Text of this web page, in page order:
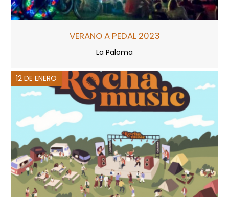
VERANO A PEDAL 2023
La Paloma
12 DE ENERO